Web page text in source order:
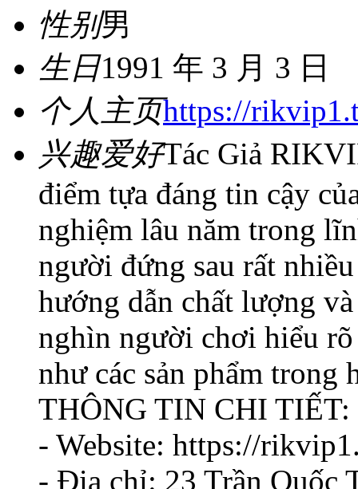
性别男
生日1991 年 3 月 3 日
个人主页https://
兴趣爱好Tác Giả
điểm tựa đáng tin cậy
nghiệm lâu năm trong
người đứng sau rất
hướng dẫn chất lượng
nghìn người chơi hiểu
như các sản phẩm trong
THÔNG TIN CHI TIẾT:
- Website: https://
- Địa chỉ: 23 Trần Quốc